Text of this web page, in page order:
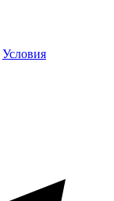
Условия